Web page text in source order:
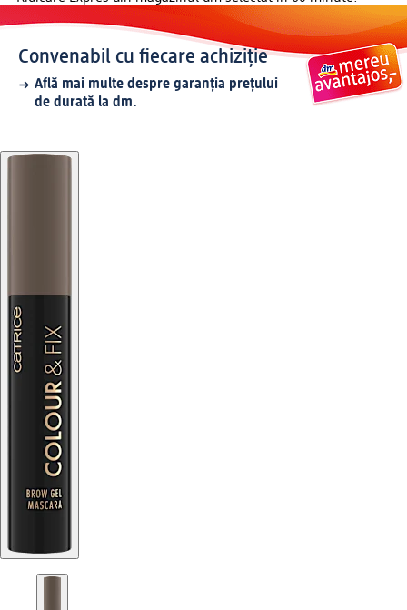
Convenabil cu fiecare achiziție
Află mai multe despre garanția prețului
de durată la dm.